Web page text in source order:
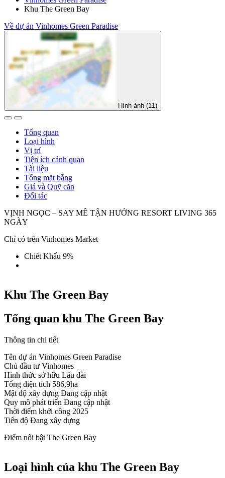
Khu The Green Bay
Về dự án Vinhomes Green Paradise
Hình ảnh (11)
Tổng quan
Loại hình
Vị trí
Tiện ích cảnh quan
Tài liệu
Tổng mặt bằng
Giá và Quỹ căn
Đối tác
VỊNH NGỌC – SAY MÊ TẬN HƯỞNG RESORT LIVING 365
NGÀY
Chỉ có trên Vinhomes Market
Chiết Khấu 9%
Khu The Green Bay
Tổng quan khu The Green Bay
Thông tin chi tiết
Tên dự án Vinhomes Green Paradise
Chủ đầu tư Vinhomes
Hình thức sở hữu Lâu dài
Tổng diện tích 586,9ha
Mật độ xây dựng Đang cập nhật
Quy mô phát triển Đang cập nhật
Thời điểm khởi công 2025
Tiến độ Đang xây dựng
Điểm nổi bật The Green Bay
Loại hình của khu The Green Bay